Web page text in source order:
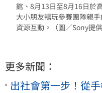
館、8月13日至8月16日於
大小朋友暢玩參賽團隊親
資源互動。（圖／Sony提供
更多新聞：
出社會第一步！從